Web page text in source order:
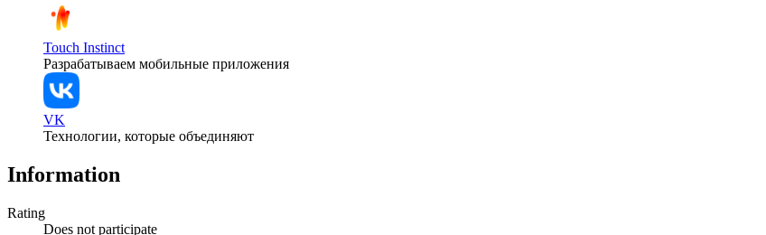
Touch Instinct
Разрабатываем мобильные приложения
VK
Технологии, которые объединяют
Information
Rating
Does not participate